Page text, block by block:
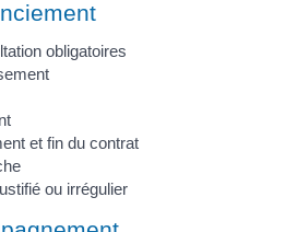
obligatoires
et fin du contrat
ou irrégulier